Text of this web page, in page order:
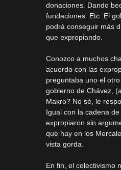
donaciones. Dando
fundaciones. Etc. El
podrá conseguir más
que expropiando.
Conozco a muchos
acuerdo con las
preguntaba uno el
gobierno de Chávez,
Makro? No sé, le
Igual con la cadena
expropiaron sin
que hay en los
vista gorda.
En fin, el colectivismo